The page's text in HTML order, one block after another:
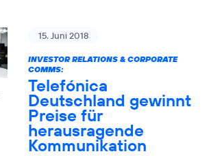
15. Juni 2018
INVESTOR RELATIONS & CORPORATE
COMMS:
Telefónica
Deutschland gewinnt
Preise für
herausragende
Kommunikation